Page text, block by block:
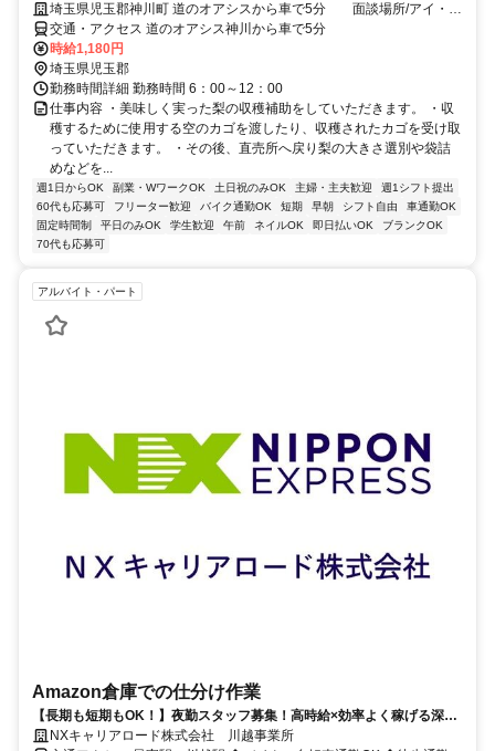
埼玉県児玉郡神川町 道のオアシスから車で5分 面談場所/アイ・ビ
ー・エスアウト・アウトソーシング株式会社本庄営業所 WEB面談
可能
交通・アクセス 道のオアシス神川から車で5分
時給1,180円
埼玉県児玉郡
勤務時間詳細 勤務時間 6：00～12：00
仕事内容 ・美味しく実った梨の収穫補助をしていただきます。 ・収
穫するために使用する空のカゴを渡したり、収穫されたカゴを受け取
っていただきます。 ・その後、直売所へ戻り梨の大きさ選別や袋詰
めなどを...
週1日からOK 副業・WワークOK 土日祝のみOK 主婦・主夫歓迎
週1シフト提出
60代も応募可
フリーター歓迎 バイク通勤OK 短期 早朝 シフト自由
車通勤OK
固定時間制
平日のみOK 学生歓迎 午前 ネイルOK 即日払いOK
ブランクOK
70代も応募可
アルバイト・パート
Amazon倉庫での仕分け作業
【長期も短期もOK！】夜勤スタッフ募集！高時給×効率よく稼げる深夜
ワーク！空調完備で快適なAmazon川越倉庫！
NXキャリアロード株式会社 川越事業所